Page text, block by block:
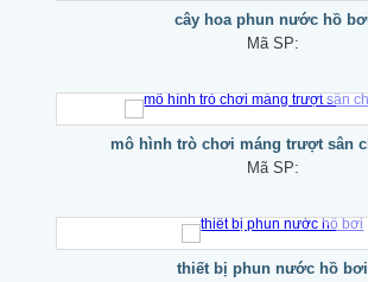
cây hoa phun nước hồ
Mã SP:
mô hình trò chơi máng trượt sân
Mã SP:
thiết bị phun nước hồ bơi